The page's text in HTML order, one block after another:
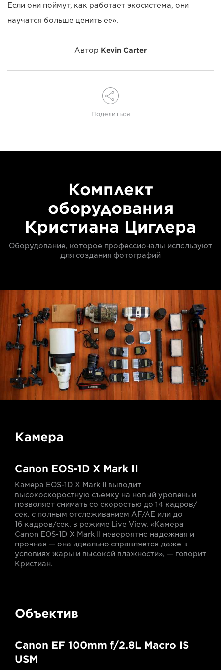
Если они поймут, как работает экосистема, они
научатся больше ценить ее».
Автор Kevin Carter
Поделиться
Комплект
оборудования
Кристиана Циглера
Оборудование, которое профессионалы используют
для создания фотографий
Камера
Canon EOS-1D X Mark II
Камера EOS-1D X Mark II выводит
высокоскоростную съемку на новый уровень и
позволяет снимать со скоростью до 14 кадров/
сек. с полным отслеживанием AF/AE или до
16 кадров/сек. в режиме Live View. «Камера
Canon EOS-1D X Mark II невероятно надежная и
прочная — она идеально справляется даже в
условиях жары и высокой влажности», — говорит
Кристиан.
Объектив
Canon EF 100mm f/2.8L Macro IS
USM